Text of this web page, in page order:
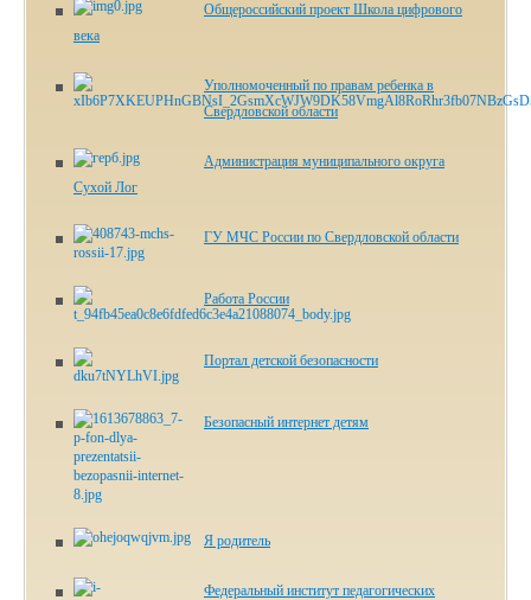
Общероссийский проект Школа цифрового
века
Уполномоченный по правам ребенка в
Свердловской области
Администрация муниципального округа
Сухой Лог
ГУ МЧС России по Свердловской области
Работа России
Портал детской безопасности
Безопасный интернет детям
Я родитель
Федеральный институт педагогических